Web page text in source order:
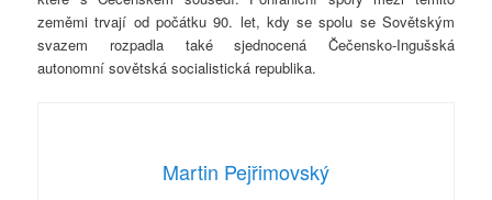
zeměmi trvají od počátku 90. let, kdy se spolu se Sovětským
svazem rozpadla také sjednocená Čečensko-Ingušská
autonomní sovětská socialistická republika.
Martin Pejřimovský